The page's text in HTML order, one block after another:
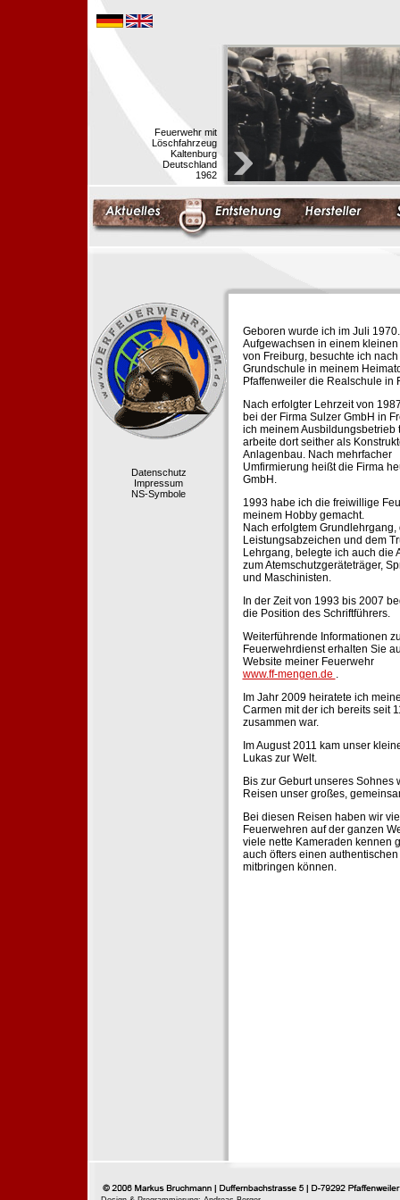
Feuerwehr mit
Löschfahrzeug
Kaltenburg
Deutschland
1962
Datenschutz
Impressum
NS-Symbole
Geboren wurde ich im Juli 1970.
Aufgewachsen in einem kleinen
von Freiburg, besuchte ich nach
Grundschule in meinem
Pfaffenweiler die Realschule in
Nach erfolgter Lehrzeit von
bei der Firma Sulzer GmbH in
ich meinem Ausbildungsbetrieb
arbeite dort seither als
Anlagenbau. Nach mehrfacher
Umfirmierung heißt die Firma
GmbH.
1993 habe ich die freiwillige
meinem Hobby gemacht.
Nach erfolgtem Grundlehrgang,
Leistungsabzeichen und dem
Lehrgang, belegte ich auch die
zum Atemschutzgeräteträger,
und Maschinisten.
In der Zeit von 1993 bis 2007
die Position des Schriftführers.
Weiterführende Informationen
Feuerwehrdienst erhalten Sie
Website meiner Feuerwehr
www.ff-mengen.de .
Im Jahr 2009 heiratete ich
Carmen mit der ich bereits seit
zusammen war.
Im August 2011 kam unser
Lukas zur Welt.
Bis zur Geburt unseres Sohnes
Reisen unser großes,
Bei diesen Reisen haben wir
Feuerwehren auf der ganzen
viele nette Kameraden kennen
auch öfters einen
mitbringen können.